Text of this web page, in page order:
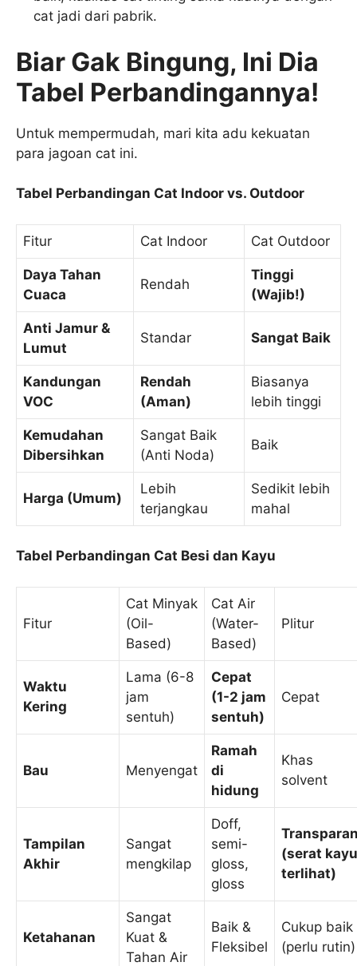
cat jadi dari pabrik.
Biar Gak Bingung, Ini Dia
Tabel Perbandingannya!
Untuk mempermudah, mari kita adu kekuatan
para jagoan cat ini.
Tabel Perbandingan Cat Indoor vs. Outdoor
Fitur Cat Indoor Cat Outdoor
Daya Tahan
Cuaca
Rendah
Tinggi
(Wajib!)
Anti Jamur &
Lumut
Standar Sangat Baik
Kandungan
VOC
Rendah
(Aman)
Biasanya
lebih tinggi
Kemudahan
Dibersihkan
Sangat Baik
(Anti Noda)
Baik
Harga (Umum)
Lebih
terjangkau
Sedikit lebih
mahal
Tabel Perbandingan Cat Besi dan Kayu
Fitur
Cat Minyak
(Oil-
Based)
Cat Air
(Water-
Based)
Plitur
Waktu
Kering
Lama (6-8
jam
sentuh)
Cepat
(1-2 jam
sentuh)
Cepat
Bau Menyengat
Ramah
di
hidung
Khas
solvent
Tampilan
Akhir
Sangat
mengkilap
Doff,
semi-
gloss,
gloss
(serat kayu
terlihat)
Ketahanan
Sangat
Kuat &
Tahan Air
Baik &
Fleksibel
Cukup baik
(perlu rutin)